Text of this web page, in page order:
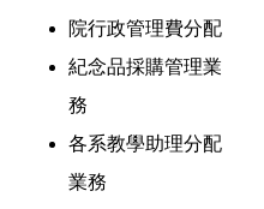
院行政管理費分配
紀念品採購管理業
務
各系教學助理分配
業務